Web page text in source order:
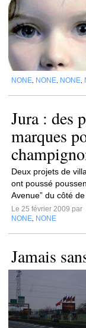
NONE NONE NONE
Jura : des
marques
Deux projets de
ont poussé
Avenue” du côté
Le 25 février 2009 par
NONE NONE
Jamais